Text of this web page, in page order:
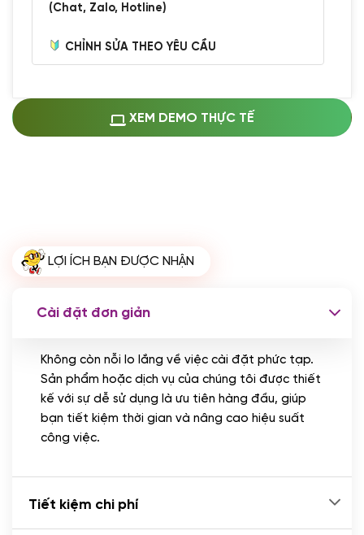
(Chat, Zalo, Hotline)
CHỈNH SỬA THEO YÊU CẦU
Thay logo + thông tin doanh nghiệp
(+100.000 VND)
(+200.000 VND)
CÀI ĐẶT PLUGINS
Cài đặt plugin theo yêu cầu
(+100.000 VND)
Cài plugin xử lý thanh toán tự động qua
XEM DEMO THỰC TẾ
LỢI ÍCH BẠN ĐƯỢC NHẬN
Cài đặt đơn giản
Không còn nỗi lo lắng về việc cài đặt phức tạp.
Sản phẩm hoặc dịch vụ của chúng tôi được thiết
kế với sự dễ sử dụng là ưu tiên hàng đầu, giúp
bạn tiết kiệm thời gian và nâng cao hiệu suất
công việc.
Tiết kiệm chi phí